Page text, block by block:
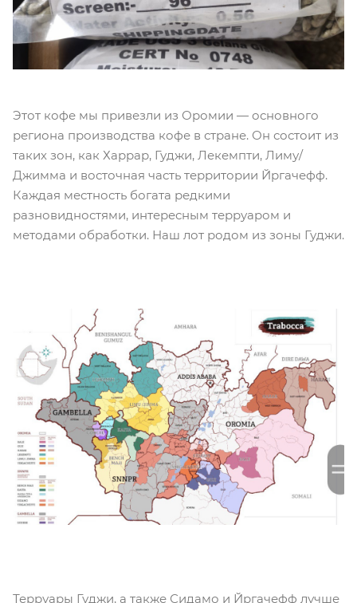
Этот кофе мы привезли из Оромии — основного
региона производства кофе в стране. Он состоит из
таких зон, как Харрар, Гуджи, Лекемпти, Лиму/
Джимма и восточная часть территории Йргачефф.
Каждая местность богата редкими
разновидностями, интересным терруаром и
методами обработки. Наш лот родом из зоны Гуджи.
Терруары Гуджи, а также Сидамо и Йргачефф лучше